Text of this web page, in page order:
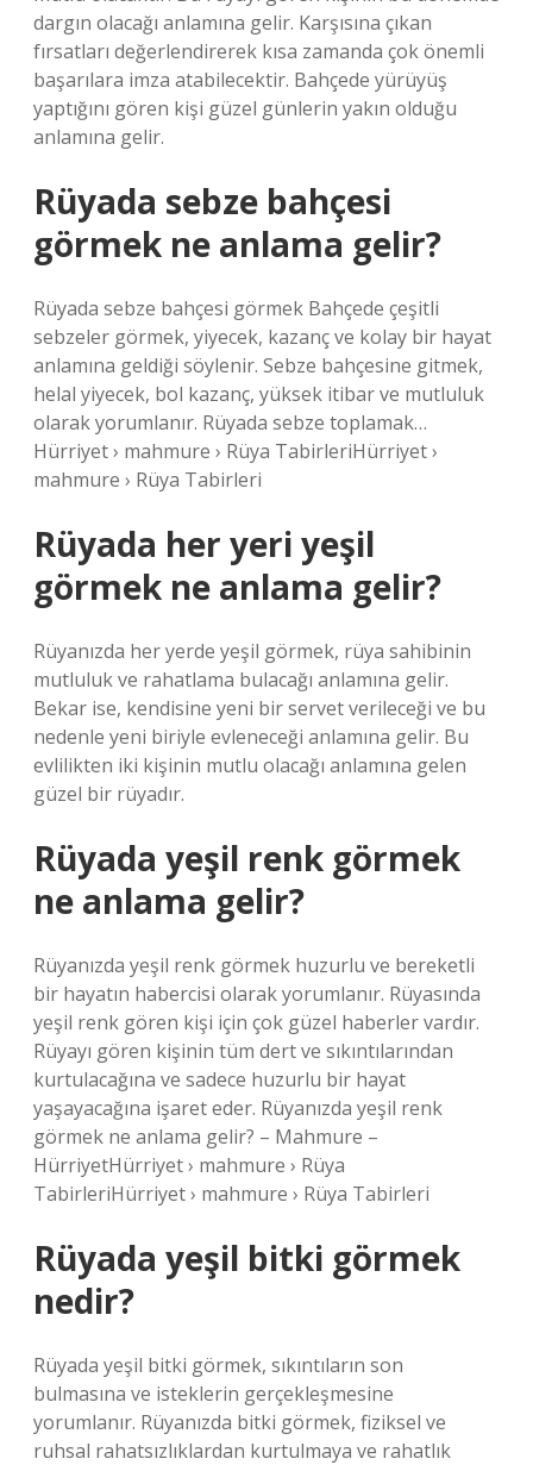
dargın olacağı anlamına gelir. Karşısına çıkan
fırsatları değerlendirerek kısa zamanda çok önemli
başarılara imza atabilecektir. Bahçede yürüyüş
yaptığını gören kişi güzel günlerin yakın olduğu
anlamına gelir.
Rüyada sebze bahçesi
görmek ne anlama gelir?
Rüyada sebze bahçesi görmek Bahçede çeşitli
sebzeler görmek, yiyecek, kazanç ve kolay bir hayat
anlamına geldiği söylenir. Sebze bahçesine gitmek,
helal yiyecek, bol kazanç, yüksek itibar ve mutluluk
olarak yorumlanır. Rüyada sebze toplamak…
Hürriyet › mahmure › Rüya TabirleriHürriyet ›
mahmure › Rüya Tabirleri
Rüyada her yeri yeşil
görmek ne anlama gelir?
Rüyanızda her yerde yeşil görmek, rüya sahibinin
mutluluk ve rahatlama bulacağı anlamına gelir.
Bekar ise, kendisine yeni bir servet verileceği ve bu
nedenle yeni biriyle evleneceği anlamına gelir. Bu
evlilikten iki kişinin mutlu olacağı anlamına gelen
güzel bir rüyadır.
Rüyada yeşil renk görmek
ne anlama gelir?
Rüyanızda yeşil renk görmek huzurlu ve bereketli
bir hayatın habercisi olarak yorumlanır. Rüyasında
yeşil renk gören kişi için çok güzel haberler vardır.
Rüyayı gören kişinin tüm dert ve sıkıntılarından
kurtulacağına ve sadece huzurlu bir hayat
yaşayacağına işaret eder. Rüyanızda yeşil renk
görmek ne anlama gelir? – Mahmure –
HürriyetHürriyet › mahmure › Rüya
TabirleriHürriyet › mahmure › Rüya Tabirleri
Rüyada yeşil bitki görmek
nedir?
Rüyada yeşil bitki görmek, sıkıntıların son
bulmasına ve isteklerin gerçekleşmesine
yorumlanır. Rüyanızda bitki görmek, fiziksel ve
ruhsal rahatsızlıklardan kurtulmaya ve rahatlık